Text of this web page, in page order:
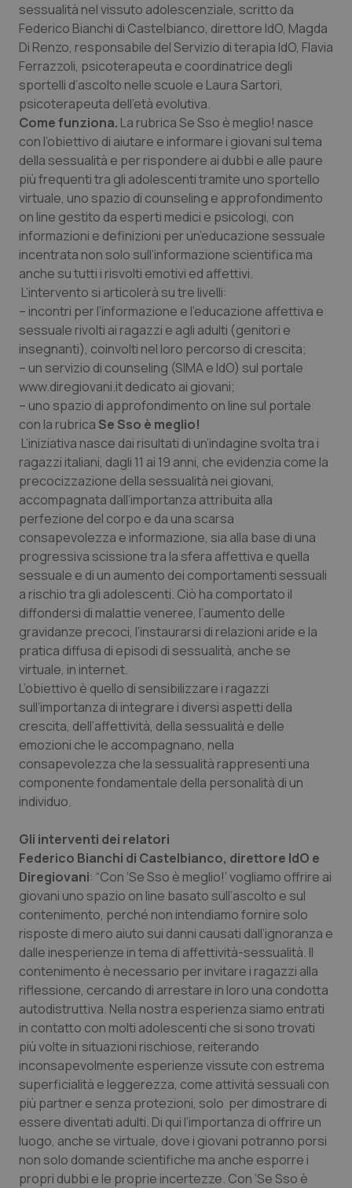
Liguria
Lombardia
Marche
Molise
Piemonte
Provincia Autonoma di Bolzano
Provincia Autonoma di Trento
Puglia
Sardegna
Sicilia
Toscana
Umbria
Valle D’Aosta
Veneto
Disturbi dell’umore
Dolore
Donna & Salute
Epatiti
HIV
Infezioni & Febbre
Ipertensione & Scompenso
Malattie rare
Malattia di Crohn & Rettocolite Ulcerosa
Neuroscienze & patologie neurodegenerative
Obesità
Oftalmologia
Oncodermatologia
Oncoematologia
Oncologia & Nutrizione
Psoriasi & pelle
Quotidiano Cardiologia
Quotidiano Chirurgia
Quotidiano Oncologia
Quotidiano Pediatria
Rene & patologie urogenitali
Salute orale & impianti
Sangue & coagulazione
Tiroide
Tumore al seno
Tumore ovarico
Tumori del Polmone & Testa Collo
Tumori gastrointestinali
Ulcera & Reflusso
sessualità nel vissuto adolescenziale, scritto da
Federico Bianchi di Castelbianco, direttore IdO, Magda
Di Renzo, responsabile del Servizio di terapia IdO, Flavia
Ferrazzoli, psicoterapeuta e coordinatrice degli
sportelli d’ascolto nelle scuole e Laura Sartori,
psicoterapeuta dell’età evolutiva.
Come funziona. La rubrica Se Sso è meglio! nasce
con l’obiettivo di aiutare e informare i giovani sul tema
della sessualità e per rispondere ai dubbi e alle paure
più frequenti tra gli adolescenti tramite uno sportello
virtuale, uno spazio di counseling e approfondimento
on line gestito da esperti medici e psicologi, con
informazioni e definizioni per un’educazione sessuale
incentrata non solo sull’informazione scientifica ma
anche su tutti i risvolti emotivi ed affettivi.
L’intervento si articolerà su tre livelli:
– incontri per l’informazione e l’educazione affettiva e
sessuale rivolti ai ragazzi e agli adulti (genitori e
insegnanti), coinvolti nel loro percorso di crescita;
– un servizio di counseling (SIMA e IdO) sul portale
www.diregiovani.it dedicato ai giovani;
– uno spazio di approfondimento on line sul portale
con la rubrica Se Sso è meglio!
L’iniziativa nasce dai risultati di un’indagine svolta tra i
ragazzi italiani, dagli 11 ai 19 anni, che evidenzia come la
precocizzazione della sessualità nei giovani,
accompagnata dall’importanza attribuita alla
perfezione del corpo e da una scarsa
consapevolezza e informazione, sia alla base di una
progressiva scissione tra la sfera affettiva e quella
sessuale e di un aumento dei comportamenti sessuali
a rischio tra gli adolescenti. Ciò ha comportato il
diffondersi di malattie veneree, l’aumento delle
gravidanze precoci, l’instaurarsi di relazioni aride e la
pratica diffusa di episodi di sessualità, anche se
virtuale, in internet.
L’obiettivo è quello di sensibilizzare i ragazzi
sull’importanza di integrare i diversi aspetti della
crescita, dell’affettività, della sessualità e delle
emozioni che le accompagnano, nella
consapevolezza che la sessualità rappresenti una
componente fondamentale della personalità di un
individuo.
Gli interventi dei relatori
Federico Bianchi di Castelbianco, direttore IdO e
Diregiovani: “Con ‘Se Sso è meglio!’ vogliamo offrire ai
giovani uno spazio on line basato sull’ascolto e sul
contenimento, perché non intendiamo fornire solo
risposte di mero aiuto sui danni causati dall’ignoranza e
dalle inesperienze in tema di affettività-sessualità. Il
contenimento è necessario per invitare i ragazzi alla
riflessione, cercando di arrestare in loro una condotta
autodistruttiva. Nella nostra esperienza siamo entrati
in contatto con molti adolescenti che si sono trovati
più volte in situazioni rischiose, reiterando
inconsapevolmente esperienze vissute con estrema
superficialità e leggerezza, come attività sessuali con
più partner e senza protezioni, solo per dimostrare di
essere diventati adulti. Di qui l’importanza di offrire un
luogo, anche se virtuale, dove i giovani potranno porsi
non solo domande scientifiche ma anche esporre i
propri dubbi e le proprie incertezze. Con ‘Se Sso è